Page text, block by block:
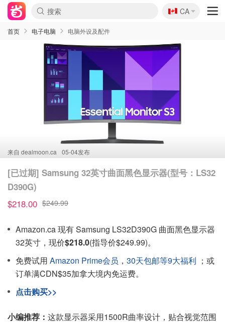
🇨🇦
CA
首页 电子电脑 电脑外设及配件
来自 dealmoon.ca 05-04发布
[已过期] Samsung 32英寸曲面黑色显示器(型号：LS32
D390G)
$218.00 $249.99
Amazon.ca 现有 Samsung LS32D390G 曲面黑色显示器
32英寸，现价$218.0(指导价$249.99)。
免费试用 Amazon Prime会员 ， 30天包邮等9大福利 ；或
订单满CDN$35加拿大境内免运费。
点击购买>>
小编推荐： 这款显示器采用1500R曲率设计，贴合视觉范围